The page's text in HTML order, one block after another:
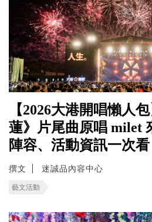
【2026大港開唱懶人
蓮》片尾曲原唱 milet
陣容、活動資訊一次看
撰文 迷誠品內容中心
藝文活動